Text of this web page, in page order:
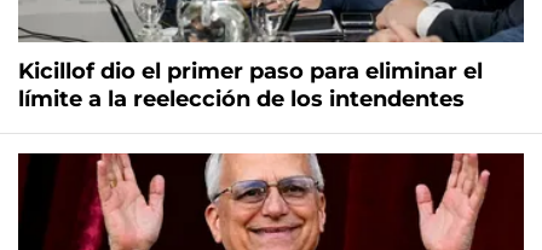
Kicillof dio el primer paso para eliminar el
límite a la reelección de los intendentes